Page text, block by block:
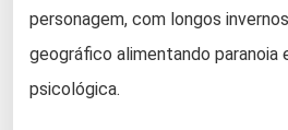
personagem, com longos
geográfico alimentando paranoia
psicológica.